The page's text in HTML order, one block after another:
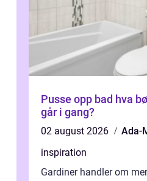
Pusse opp bad hva bør du vite før du
går i gang?
02 august 2026
Ada-
inspiration
Gardiner handler om